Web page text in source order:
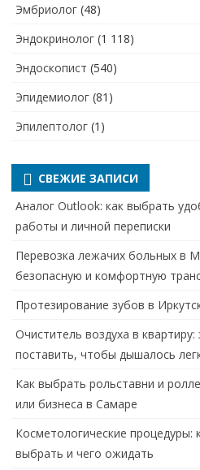
Эмбриолог (48)
Эндокринолог (1 118)
Эндоскопист (540)
Эпидемиолог (81)
Эпилептолог (1)
СВЕЖИЕ ЗАПИСИ
Аналог Outlook: как выбрать
работы и личной переписки
Перевозка лежачих больных в
безопасную и комфортную
Протезирование зубов в
Очиститель воздуха в
поставить, чтобы дышалось
Как выбрать рольставни и
или бизнеса в Самаре
Косметологические процедуры:
выбрать и чего ожидать